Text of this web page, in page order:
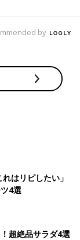
by
はリピしたい」
4選
超絶品サラダ4選